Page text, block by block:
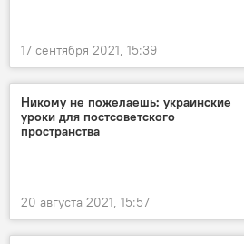
17 сентября 2021, 15:39
Никому не пожелаешь: украинские
уроки для постсоветского
пространства
20 августа 2021, 15:57